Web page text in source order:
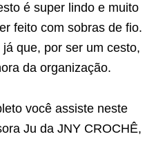
é super lindo e muito
feito com sobras de fio.
que, por ser um cesto,
da organização.
você assiste neste
Ju da JNY CROCHÊ,